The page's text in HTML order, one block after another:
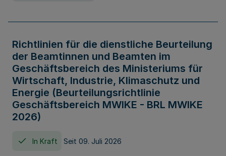
Richtlinien für die dienstliche Beurteilung
der Beamtinnen und Beamten im
Geschäftsbereich des Ministeriums für
Wirtschaft, Industrie, Klimaschutz und
Energie (Beurteilungsrichtlinie
Geschäftsbereich MWIKE - BRL MWIKE
2026)
In Kraft Seit 09. Juli 2026